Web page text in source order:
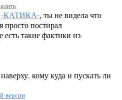
-КАТИКА-, ты не видела что
просто постирал
есть такие фактики из
кому куда и пускать ли
версии